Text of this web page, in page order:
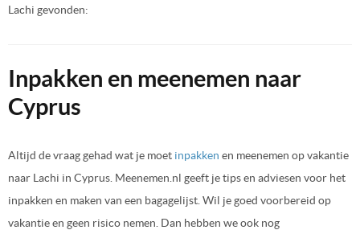
Lachi gevonden:
Inpakken en meenemen naar
Cyprus
Altijd de vraag gehad wat je moet inpakken en meenemen op vakantie
naar Lachi in Cyprus. Meenemen.nl geeft je tips en adviesen voor het
inpakken en maken van een bagagelijst. Wil je goed voorbereid op
vakantie en geen risico nemen. Dan hebben we ook nog